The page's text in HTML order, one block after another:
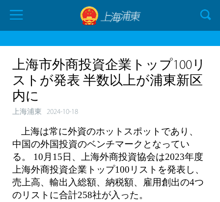
上海市外商投資企業トップ100リ
ストが発表 半数以上が浦東新区
内に
上海浦東 2024-10-18
上海は常に外資のホットスポットであり、
中国の外国投資のベンチマークとなってい
る。 10月15日、上海外商投資協会は2023年度
上海外商投資企業トップ100リストを発表し、
売上高、輸出入総額、納税額、雇用創出の4つ
のリストに合計258社が入った。